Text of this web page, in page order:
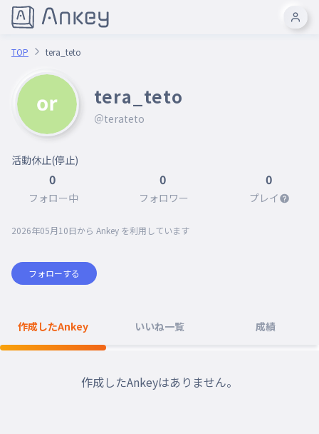
TOP tera_teto
tera_teto
＠terateto
活動休止(停止)
0
フォロー中
0
フォロワー
0
プレイ
2026年05月10日から Ankey を利用しています
フォローする
作成したAnkey いいね一覧 成績
作成したAnkeyはありません。